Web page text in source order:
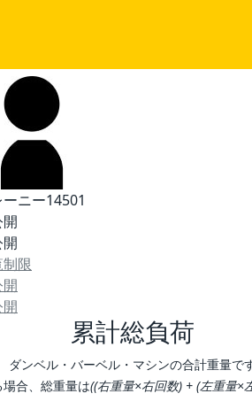
ーニー14501
限
累計総負荷
ダンベル・バーベル・マシンの合計重量で
合、総重量は((右重量×右回数) + (左重量×